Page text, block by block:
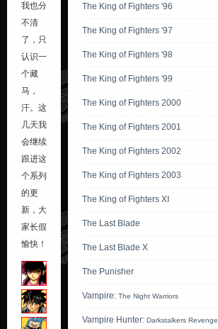
我也分
不清
了，只
认识一
个藏
马，
汗。这
几天我
会继续
跟进这
个系列
的更
新，大
家长假
愉快！
The King of Fighters '96
The King of Fighters '97
The King of Fighters '98
The King of Fighters '99
The King of Fighters 2000
The King of Fighters 2001
The King of Fighters 2002
The King of Fighters 2003
The King of Fighters XI
The Last Blade
The Last Blade X
The Punisher
Vampire: The Night Warriors
Vampire Hunter: Darkstalkers Revenge